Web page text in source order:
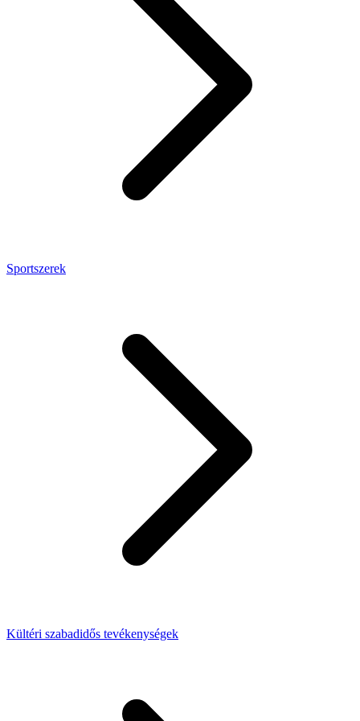
Sportszerek
Kültéri szabadidős tevékenységek